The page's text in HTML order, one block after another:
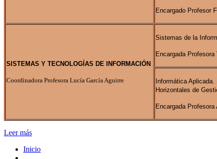
Encargado Profesor
SISTEMAS Y TECNOLOGÍAS DE INFORMACIÓN
Coordinadora Profesora Lucía García Aguirre
Sistemas de la
Encargada Profesora
Informática
Horizontales de
Encargada
Leer más
Inicio